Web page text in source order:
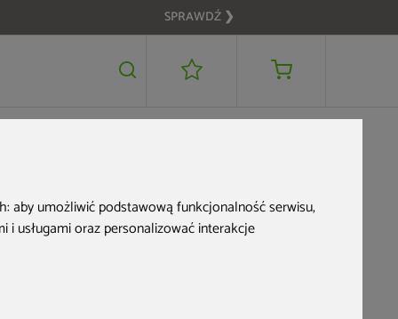
aby umożliwić podstawową funkcjonalność serwisu,
i usługami oraz personalizować interakcje
SPRAWDŹ ❯
–